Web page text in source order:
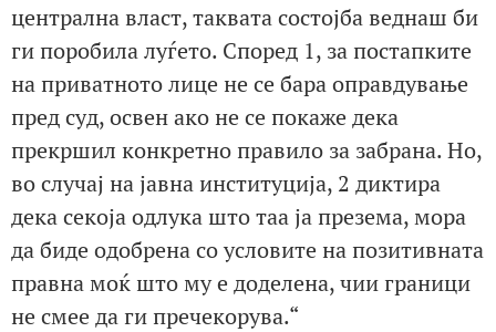
централна власт, таквата состојба веднаш би
ги поробила луѓето. Според 1, за постапките
на приватното лице не се бара оправдување
пред суд, освен ако не се покаже дека
прекршил конкретно правило за забрана. Но,
во случај на јавна институција, 2 диктира
дека секоја одлука што таа ја презема, мора
да биде одобрена со условите на позитивната
правна моќ што му е доделена, чии граници
не смее да ги пречекорува.“